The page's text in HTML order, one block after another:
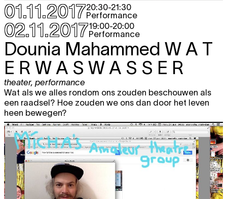
01.11.201720:30-21:30
Performance
02.11.201719:00-20:00
Performance
Dounia Mahammed W A T
E R W A S W A S S E R
theater, performance
Wat als we alles rondom ons zouden beschouwen als
een raadsel? Hoe zouden we ons dan door het leven
heen bewegen?